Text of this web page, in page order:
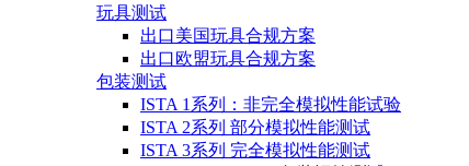
玩具测试
出口美国玩具合规方案
出口欧盟玩具合规方案
包装测试
ISTA 1系列：非完全模拟性能试验
ISTA 2系列 部分模拟性能测试
ISTA 3系列 完全模拟性能测试